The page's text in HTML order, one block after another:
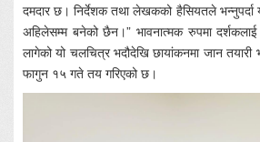
दमदार छ। निर्देशक तथा लेखकको हैसियतले भन्नुपर्दा
अहिलेसम्म बनेको छैन।” भावनात्मक रुपमा दर्शकलाई
लागेको यो चलचित्र भदौदेखि छायांकनमा जान तयारी
फागुन १५ गते तय गरिएको छ।